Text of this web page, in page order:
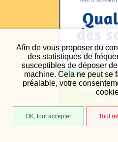
Afin de vous proposer du
des statistiques de
susceptibles de déposer
machine. Cela ne peut se
préalable, votre
OK, tout accepter Tout